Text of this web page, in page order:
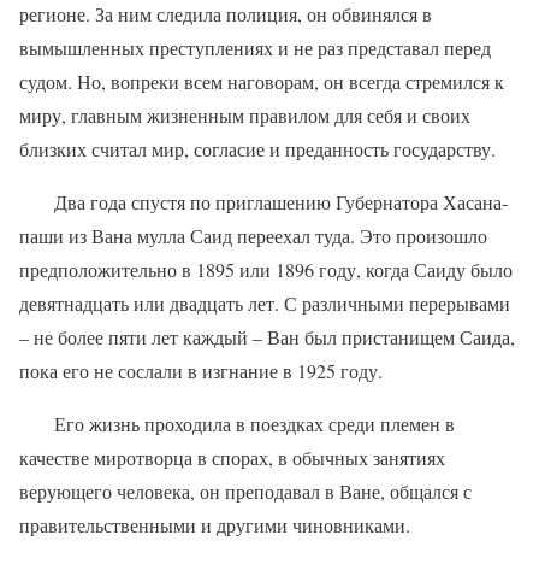
регионе. За ним следила полиция, он обвинялся в
вымышленных преступлениях и не раз представал перед
судом. Но, вопреки всем наговорам, он всегда стремился к
миру, главным жизненным правилом для себя и своих
близких считал мир, согласие и преданность государству.
Два года спустя по приглашению Губернатора Хасана-
паши из Вана мулла Саид переехал туда. Это произошло
предположительно в 1895 или 1896 году, когда Саиду было
девятнадцать или двадцать лет. С различными перерывами
– не более пяти лет каждый – Ван был пристанищем Саида,
пока его не сослали в изгнание в 1925 году.
Его жизнь проходила в поездках среди племен в
качестве миротворца в спорах, в обычных занятиях
верующего человека, он преподавал в Ване, общался с
правительственными и другими чиновниками.